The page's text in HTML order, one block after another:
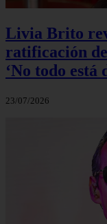
Livia Brito
ratificación
‘No todo está
23/07/2026